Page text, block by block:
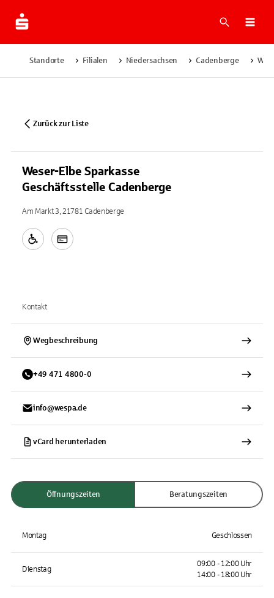
Suche
Standorte Filialen Niedersachsen Cadenberge
Zurück zur Liste
Weser-Elbe Sparkasse
Geschäftsstelle Cadenberge
Am Markt 3, 21781 Cadenberge
Kontakt
Wegbeschreibung
+49 471 4800-0
info@wespa.de
vCard herunterladen
Öffnungszeiten Beratungszeiten
Montag Geschlossen
Dienstag
09:00 - 12:00 Uhr
14:00 - 18:00 Uhr